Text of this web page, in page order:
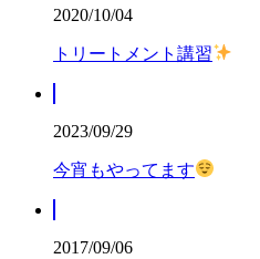
2020/10/04
トリートメント講習
2023/09/29
今宵もやってます
2017/09/06